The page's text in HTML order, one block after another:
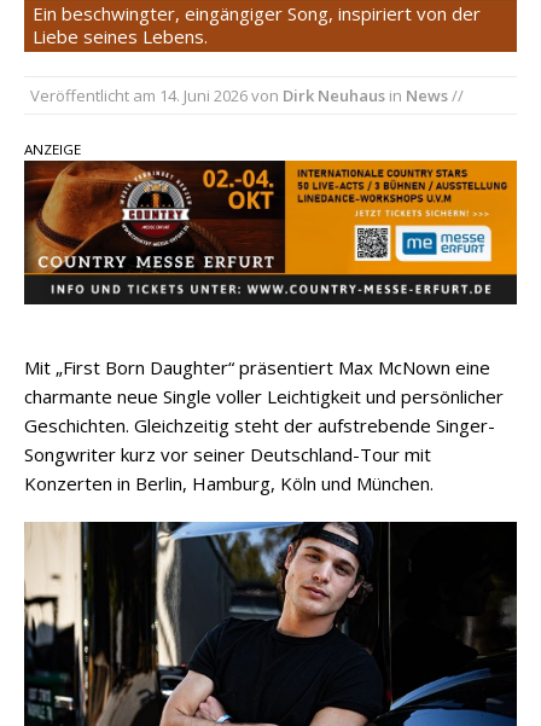
einen weiteren Schatz aus dem Archiv
täglich rund 10.000 Leser
Video zu „Mexico Honey“
Carly Pearce hinterfragt den ständigen
Vergleich mit anderen
Ein beschwingter, eingängiger Song, inspiriert von der
Liebe seines Lebens.
Veröffentlicht am 14. Juni 2026von Dirk Neuhaus in News//
ANZEIGE
Mit „First Born Daughter“ präsentiert Max McNown eine
charmante neue Single voller Leichtigkeit und persönlicher
Geschichten. Gleichzeitig steht der aufstrebende Singer-
Songwriter kurz vor seiner Deutschland-Tour mit
Konzerten in Berlin, Hamburg, Köln und München.